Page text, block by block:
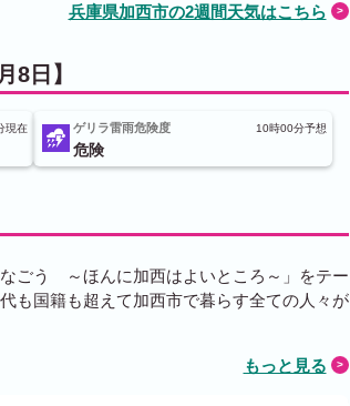
兵庫県加西市の2週間天気はこちら
8日】
現在 ゲリラ雷雨危険度 10時00分予想
危険
なごう ～ほんに加西はよいところ～」をテー
も国籍も超えて加西市で暮らす全ての人々が
もっと見る